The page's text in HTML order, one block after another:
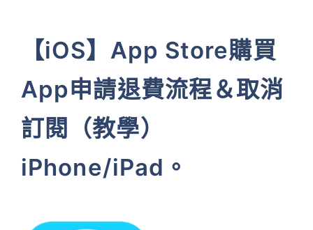
【iOS】App Store購買
App申請退費流程＆取消
訂閱（教學）
iPhone/iPad。